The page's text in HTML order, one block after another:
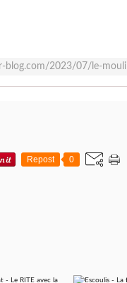
blog.com/2023/07/le-
Repost 0